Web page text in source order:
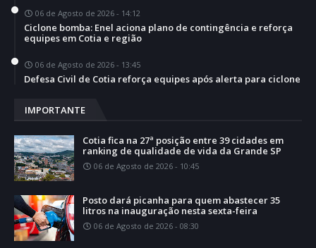
06 de Agosto de 2026 - 14:12
Ciclone bomba: Enel aciona plano de contingência e reforça
equipes em Cotia e região
06 de Agosto de 2026 - 13:45
Defesa Civil de Cotia reforça equipes após alerta para ciclone
IMPORTANTE
Cotia fica na 27ª posição entre 39 cidades em
ranking de qualidade de vida da Grande SP
06 de Agosto de 2026 - 10:45
Posto dará picanha para quem abastecer 35
litros na inauguração nesta sexta-feira
06 de Agosto de 2026 - 08:30